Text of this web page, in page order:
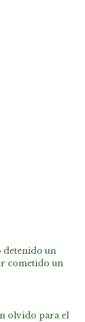
detenido un
cometido un
olvido para el